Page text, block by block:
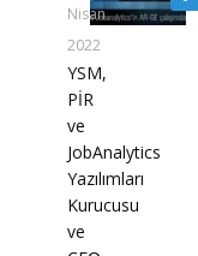
Nisan
2022
YSM,
PİR
ve
JobAnalytics
Yazılımları
Kurucusu
ve